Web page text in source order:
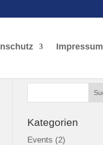
Impressum
Kategorien
Events (2)